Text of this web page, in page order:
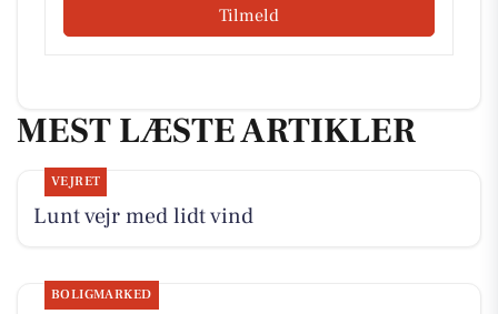
Tilmeld
MEST LÆSTE ARTIKLER
VEJRET
Lunt vejr med lidt vind
BOLIGMARKED